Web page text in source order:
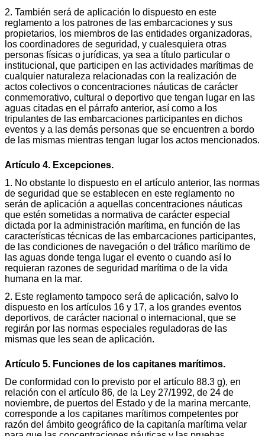
2. También será de aplicación lo dispuesto en este
reglamento a los patrones de las embarcaciones y sus
propietarios, los miembros de las entidades organizadoras,
los coordinadores de seguridad, y cualesquiera otras
personas físicas o jurídicas, ya sea a título particular o
institucional, que participen en las actividades marítimas de
cualquier naturaleza relacionadas con la realización de
actos colectivos o concentraciones náuticas de carácter
conmemorativo, cultural o deportivo que tengan lugar en las
aguas citadas en el párrafo anterior, así como a los
tripulantes de las embarcaciones participantes en dichos
eventos y a las demás personas que se encuentren a bordo
de las mismas mientras tengan lugar los actos mencionados.
Artículo 4. Excepciones.
1. No obstante lo dispuesto en el artículo anterior, las normas
de seguridad que se establecen en este reglamento no
serán de aplicación a aquellas concentraciones náuticas
que estén sometidas a normativa de carácter especial
dictada por la administración marítima, en función de las
características técnicas de las embarcaciones participantes,
de las condiciones de navegación o del tráfico marítimo de
las aguas donde tenga lugar el evento o cuando así lo
requieran razones de seguridad marítima o de la vida
humana en la mar.
2. Este reglamento tampoco será de aplicación, salvo lo
dispuesto en los artículos 16 y 17, a los grandes eventos
deportivos, de carácter nacional o internacional, que se
regirán por las normas especiales reguladoras de las
mismas que les sean de aplicación.
Artículo 5. Funciones de los capitanes marítimos.
De conformidad con lo previsto por el artículo 88.3 g), en
relación con el artículo 86, de la Ley 27/1992, de 24 de
noviembre, de puertos del Estado y de la marina mercante,
corresponde a los capitanes marítimos competentes por
razón del ámbito geográfico de la capitanía marítima velar